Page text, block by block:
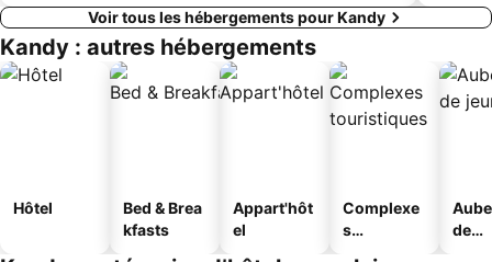
Voir tous les hébergements pour Kandy
Kandy : autres hébergements
Hôtel
Bed & Brea
kfasts
Appart'hôt
el
Complexe
s
de